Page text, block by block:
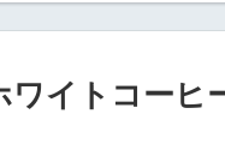
ワイトコーヒ